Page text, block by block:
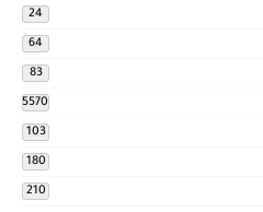
24
64
83
5570
103
180
210